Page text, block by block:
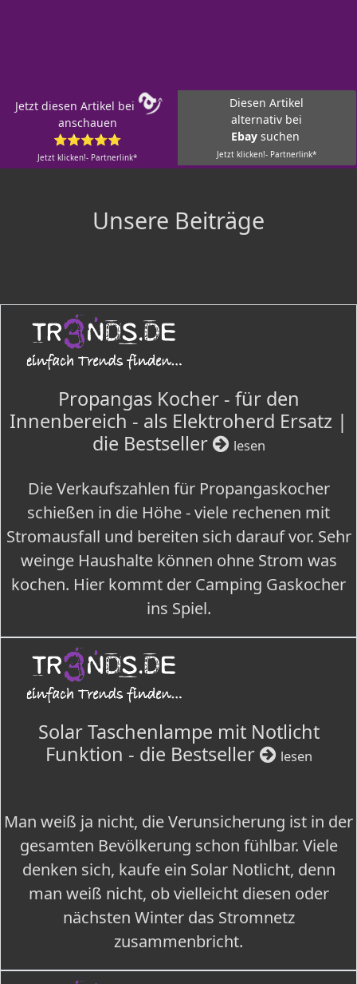
Jetzt diesen Artikel bei
anschauen
⭐⭐⭐⭐⭐
Jetzt klicken!- Partnerlink*
Diesen Artikel
alternativ bei
Ebay suchen
Jetzt klicken!- Partnerlink*
Unsere Beiträge
Propangas Kocher - für den
Innenbereich - als Elektroherd Ersatz |
die Bestseller
lesen
Die Verkaufszahlen für Propangaskocher
schießen in die Höhe - viele rechenen mit
Stromausfall und bereiten sich darauf vor. Sehr
weinge Haushalte können ohne Strom was
kochen. Hier kommt der Camping Gaskocher
ins Spiel.
Solar Taschenlampe mit Notlicht
Funktion - die Bestseller
lesen
Man weiß ja nicht, die Verunsicherung ist in der
gesamten Bevölkerung schon fühlbar. Viele
denken sich, kaufe ein Solar Notlicht, denn
man weiß nicht, ob vielleicht diesen oder
nächsten Winter das Stromnetz
zusammenbricht.